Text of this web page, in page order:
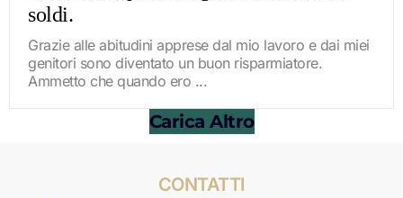
soldi.
Grazie alle abitudini apprese dal mio lavoro e dai miei
genitori sono diventato un buon risparmiatore.
Ammetto che quando ero ...
Carica Altro
CONTATTI